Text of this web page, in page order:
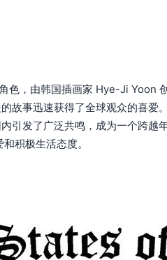
色，由韩国插画家 Hye-Ji Yoon
故事迅速获得了全球观众的喜爱。
引发了广泛共鸣，成为一个跨越
积极生活态度。